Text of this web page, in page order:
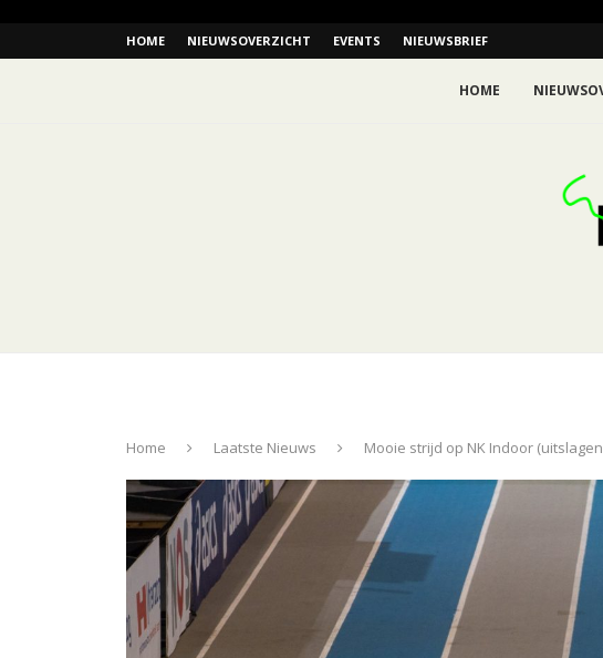
HOME NIEUWSOVERZICHT EVENTS NIEUWSBRIEF
HOME
Home Laatste Nieuws Mooie strijd op NK Indoor